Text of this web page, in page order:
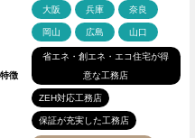
大阪 兵庫 奈良
岡山 広島 山口
特徴
省エネ・創エネ・エコ住宅が得
意な工務店
ZEH対応工務店
保証が充実した工務店